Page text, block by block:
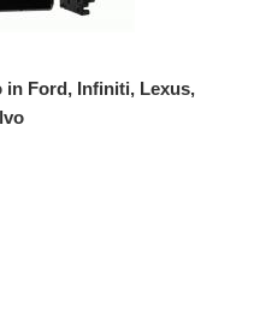
in Ford, Infiniti, Lexus,